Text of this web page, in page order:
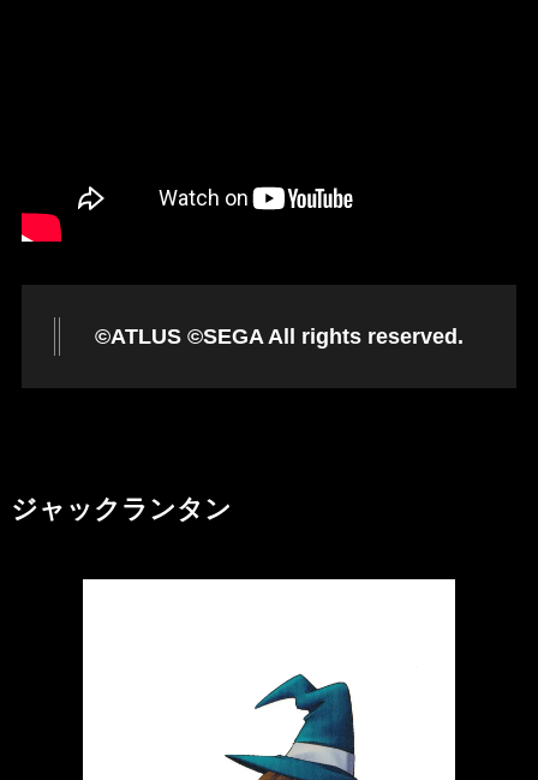
©ATLUS ©SEGA All rights reserved.
ジャックランタン